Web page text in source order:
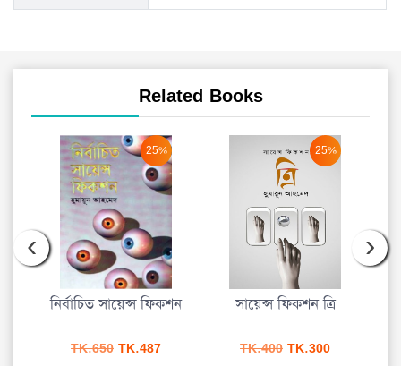
Related Books
25%
নির্বাচিত সায়েন্স ফিকশন
TK.650 Original
TK.487Current
25%
সায়েন্স ফিকশন ত্রি
TK.400 Original
TK.300Current
‹ ›